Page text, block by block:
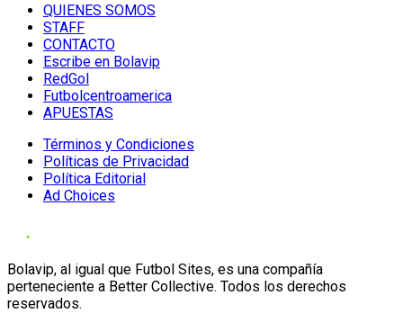
QUIENES SOMOS
STAFF
CONTACTO
Escribe en Bolavip
RedGol
Futbolcentroamerica
APUESTAS
Términos y Condiciones
Políticas de Privacidad
Política Editorial
Ad Choices
Bolavip, al igual que Futbol Sites, es una compañía
perteneciente a Better Collective. Todos los derechos
reservados.